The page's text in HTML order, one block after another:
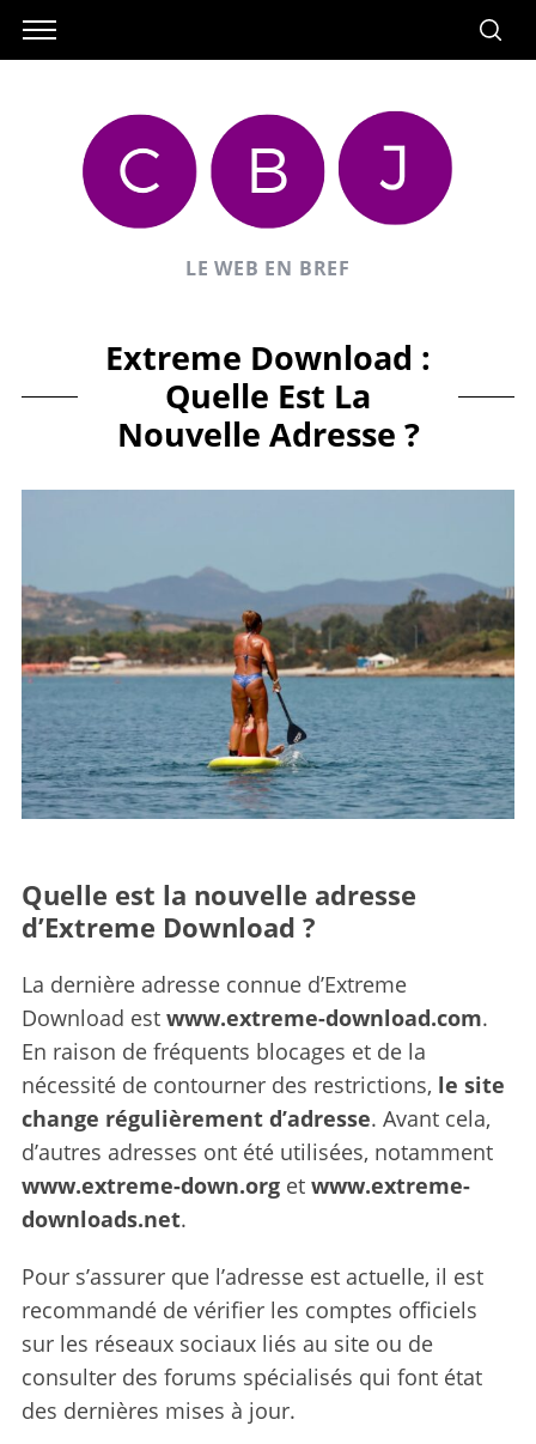
LE WEB EN BREF
Extreme Download :
Quelle Est La
Nouvelle Adresse ?
Quelle est la nouvelle adresse
d’Extreme Download ?
La dernière adresse connue d’Extreme
Download est www.extreme-download.com.
En raison de fréquents blocages et de la
nécessité de contourner des restrictions, le site
change régulièrement d’adresse. Avant cela,
d’autres adresses ont été utilisées, notamment
www.extreme-down.orget www.extreme-
downloads.net.
Pour s’assurer que l’adresse est actuelle, il est
recommandé de vérifier les comptes officiels
sur les réseaux sociaux liés au site ou de
consulter des forums spécialisés qui font état
des dernières mises à jour.